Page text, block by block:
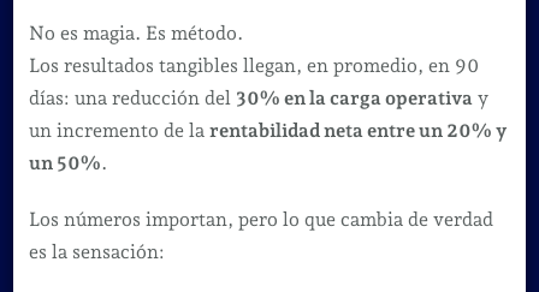
No es magia. Es método.
Los resultados tangibles llegan, en promedio, en 90
días: una reducción del 30% en la carga operativa y
un incremento de la rentabilidad neta entre un 20% y
un 50%.
Los números importan, pero lo que cambia de verdad
es la sensación: